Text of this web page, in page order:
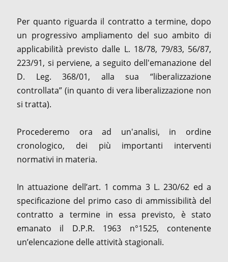
Per quanto riguarda il contratto a termine, dopo
un progressivo ampliamento del suo ambito di
applicabilità previsto dalle L. 18/78, 79/83, 56/87,
223/91, si perviene, a seguito dell'emanazione del
D. Leg. 368/01, alla sua “liberalizzazione
controllata” (in quanto di vera liberalizzazione non
si tratta).
Procederemo ora ad un'analisi, in ordine
cronologico, dei più importanti interventi
normativi in materia.
In attuazione dell’art. 1 comma 3 L. 230/62 ed a
specificazione del primo caso di ammissibilità del
contratto a termine in essa previsto, è stato
emanato il D.P.R. 1963 n°1525, contenente
un’elencazione delle attività stagionali.